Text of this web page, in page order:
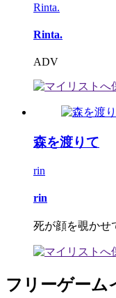
Rinta.
Rinta.
ADV
森を渡りて
rin
rin
死が顔を覗か
フリーゲーム